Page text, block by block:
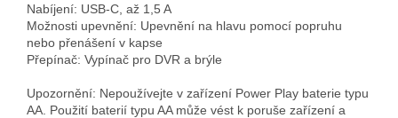
Nabíjení: USB-C, až 1,5 A
Možnosti upevnění: Upevnění na hlavu pomocí popruhu
nebo přenášení v kapse
Přepínač: Vypínač pro DVR a brýle
Upozornění: Nepoužívejte v zařízení Power Play baterie typu
AA. Použití baterií typu AA může vést k poruše zařízení a